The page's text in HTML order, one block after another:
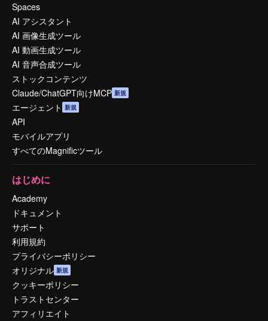
Spaces
AI アシスタント
AI 画像生成ツール
AI 動画生成ツール
AI 音声合成ツール
ストックコンテンツ
Claude/ChatGPT向けMCP 新規
エージェント 新規
API
モバイルアプリ
すべてのMagnificツール
はじめに
Academy
ドキュメント
サポート
利用規約
プライバシーポリシー
オリジナル 新規
クッキーポリシー
トラストセンター
アフィリエイト